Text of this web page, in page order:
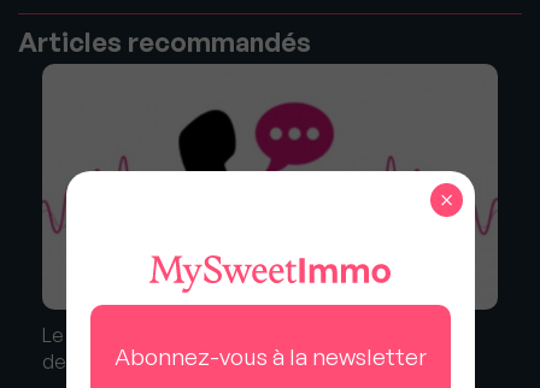
Articles recommandés
Le locataire est-il redevable du loyer jusqu'à la fin
de son préavis ?Abonnez-vous à la newsletter
×